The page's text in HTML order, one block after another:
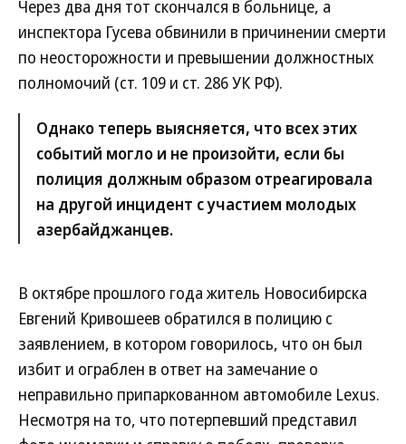
Через два дня тот скончался в больнице, а
инспектора Гусева обвинили в причинении смерти
по неосторожности и превышении должностных
полномочий (ст. 109 и ст. 286 УК РФ).
Однако теперь выясняется, что всех этих
событий могло и не произойти, если бы
полиция должным образом отреагировала
на другой инцидент с участием молодых
азербайджанцев.
В октябре прошлого года житель Новосибирска
Евгений Кривошеев обратился в полицию с
заявлением, в котором говорилось, что он был
избит и ограблен в ответ на замечание о
неправильно припаркованном автомобиле Lexus.
Несмотря на то, что потерпевший представил